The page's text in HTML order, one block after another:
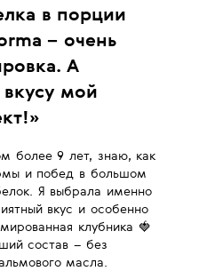
более 9 лет, знаю, как
и побед в большом
Я выбрала именно
вкус и особенно
клубника 🍓
состав – без
масла.
в порции
– очень
А
мой
»